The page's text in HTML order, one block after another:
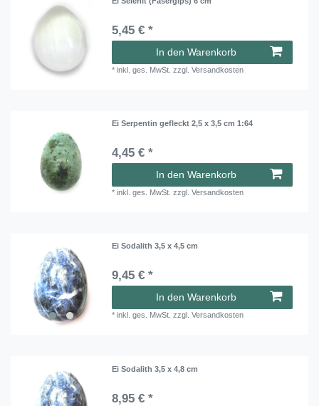
5,45 € *
In den Warenkorb
*inkl. ges. MwSt. zzgl.Versandkosten
Ei Serpentin gefleckt 2,5 x 3,5 cm 1:64
4,45 € *
In den Warenkorb
*inkl. ges. MwSt. zzgl.Versandkosten
Ei Sodalith 3,5 x 4,5 cm
9,45 € *
In den Warenkorb
*inkl. ges. MwSt. zzgl.Versandkosten
Ei Sodalith 3,5 x 4,8 cm
8,95 € *